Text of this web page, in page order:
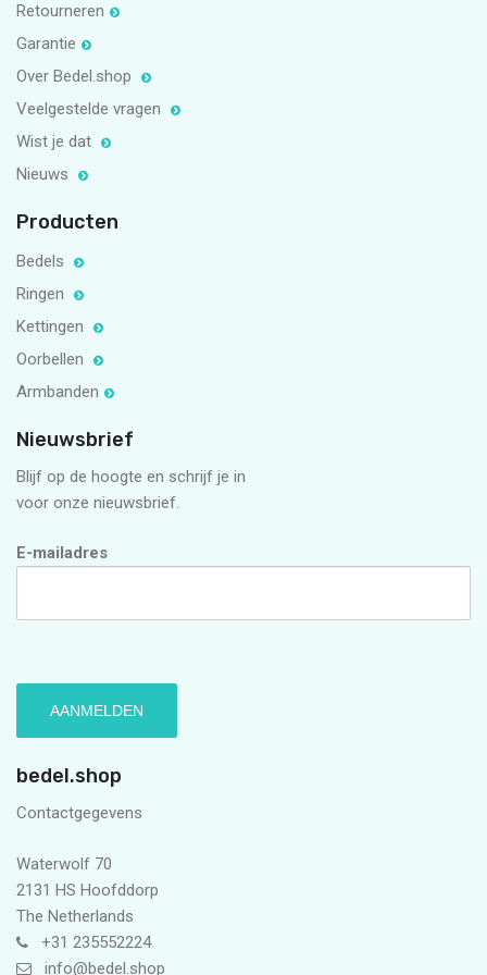
Retourneren
Garantie
Over Bedel.shop
Veelgestelde vragen
Wist je dat
Nieuws
Producten
Bedels
Ringen
Kettingen
Oorbellen
Armbanden
Nieuwsbrief
Blijf op de hoogte en schrijf je in
voor onze nieuwsbrief.
E-mailadres
bedel.shop
Contactgegevens
Waterwolf 70
2131 HS Hoofddorp
The Netherlands
+31 235552224
info@bedel.shop